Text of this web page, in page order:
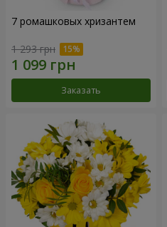
7 ромашковых хризантем
1 293 грн
Заказать